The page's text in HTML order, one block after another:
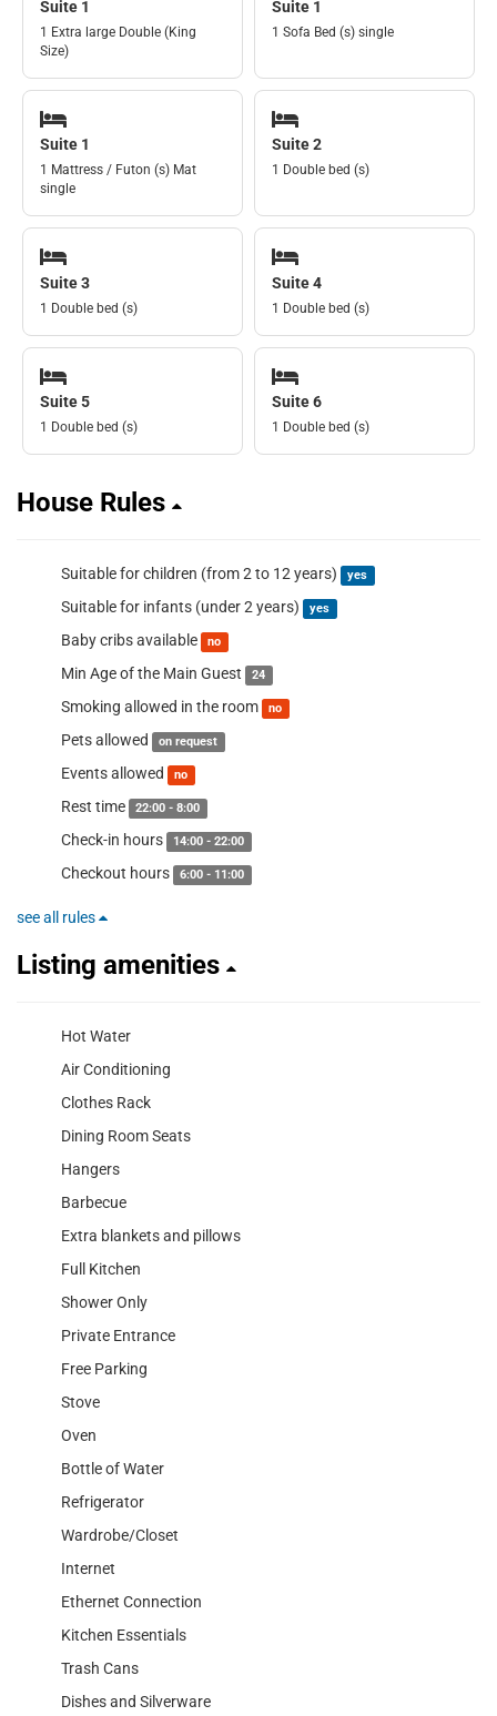
Suite 1
1 Extra large Double (King
Size)
Suite 1
1 Sofa Bed (s) single
Suite 1
1 Mattress / Futon (s) Mat
single
Suite 2
1 Double bed (s)
Suite 3
1 Double bed (s)
Suite 4
1 Double bed (s)
Suite 5
1 Double bed (s)
Suite 6
1 Double bed (s)
House Rules
Suitable for children (from 2 to 12 years) yes
Suitable for infants (under 2 years) yes
Baby cribs available no
Min Age of the Main Guest 24
Smoking allowed in the room no
Pets allowed on request
Events allowed no
Rest time 22:00 - 8:00
Check-in hours 14:00 - 22:00
Checkout hours 6:00 - 11:00
see all rules
Listing amenities
Hot Water
Air Conditioning
Clothes Rack
Dining Room Seats
Hangers
Barbecue
Extra blankets and pillows
Full Kitchen
Shower Only
Private Entrance
Free Parking
Stove
Oven
Bottle of Water
Refrigerator
Wardrobe/Closet
Internet
Ethernet Connection
Kitchen Essentials
Trash Cans
Dishes and Silverware